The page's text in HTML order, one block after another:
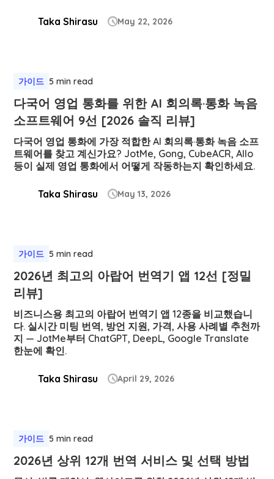
Taka Shirasu May 22, 2026
가이드 5 min read
다국어 영업 통화를 위한 AI 회의록·통화 녹음
소프트웨어 9선 [2026 솔직 리뷰]
다국어 영업 통화에 가장 적합한 AI 회의록·통화 녹음 소프
트웨어를 찾고 계신가요? JotMe, Gong, CubeACR, Allo
등이 실제 영업 통화에서 어떻게 작동하는지 확인하세요.
Taka Shirasu May 13, 2026
가이드 5 min read
2026년 최고의 아랍어 번역기 앱 12선 [정밀
리뷰]
비즈니스용 최고의 아랍어 번역기 앱 12종을 비교했습니
다. 실시간 미팅 번역, 방언 지원, 가격, 사용 사례별 추천까
지 — JotMe부터 ChatGPT, DeepL, Google Translate
한눈에 확인.
Taka Shirasu April 29, 2026
가이드 5 min read
2026년 상위 12개 번역 서비스 및 선택 방법